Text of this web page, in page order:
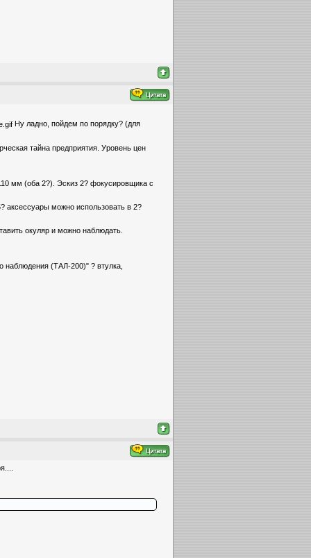
Ну ладно, пойдем по порядку? (для
тайна предприятия. Уровень цен
мм (оба 2?). Эскиз 2? фокусировщика с
аксессуары можно использовать в 2?
окуляр и можно наблюдать.
наблюдения (ТАЛ-200)" ? втулка,